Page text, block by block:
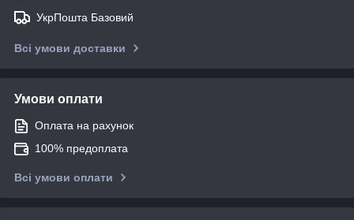
УкрПошта Базовий
Всі умови доставки
Умови оплати
Оплата на рахунок
100% предоплата
Всі умови оплати